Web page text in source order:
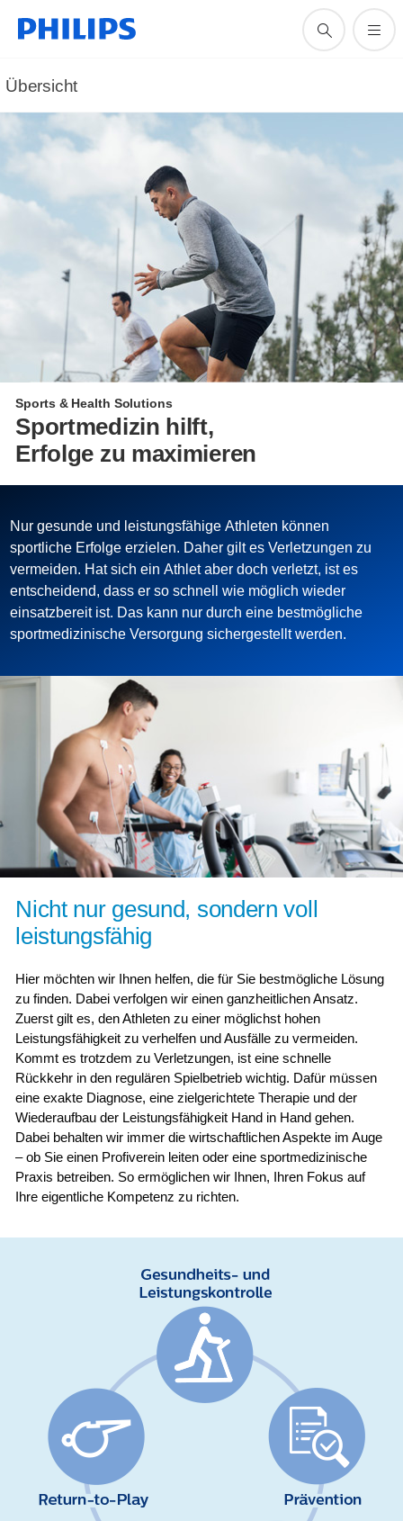
Übersicht
Sports & Health Solutions
Sportmedizin hilft,
Erfolge zu maximieren
Nur gesunde und leistungsfähige Athleten können
sportliche Erfolge erzielen. Daher gilt es Verletzungen zu
vermeiden. Hat sich ein Athlet aber doch verletzt, ist es
entscheidend, dass er so schnell wie möglich wieder
einsatzbereit ist. Das kann nur durch eine bestmögliche
sportmedizinische Versorgung sichergestellt werden.
Nicht nur gesund, sondern voll
leistungsfähig
Hier möchten wir Ihnen helfen, die für Sie bestmögliche Lösung
zu finden. Dabei verfolgen wir einen ganzheitlichen Ansatz.
Zuerst gilt es, den Athleten zu einer möglichst hohen
Leistungsfähigkeit zu verhelfen und Ausfälle zu vermeiden.
Kommt es trotzdem zu Verletzungen, ist eine schnelle
Rückkehr in den regulären Spielbetrieb wichtig. Dafür müssen
eine exakte Diagnose, eine zielgerichtete Therapie und der
Wiederaufbau der Leistungsfähigkeit Hand in Hand gehen.
Dabei behalten wir immer die wirtschaftlichen Aspekte im Auge
– ob Sie einen Profiverein leiten oder eine sportmedizinische
Praxis betreiben. So ermöglichen wir Ihnen, Ihren Fokus auf
Ihre eigentliche Kompetenz zu richten.